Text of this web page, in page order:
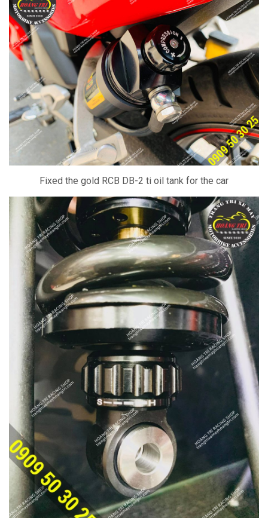
Fixed the gold RCB DB-2 ti oil tank for the car